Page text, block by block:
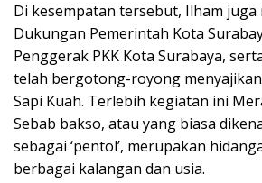
Di kesempatan tersebut, Ilham juga
Dukungan Pemerintah Kota
Penggerak PKK Kota Surabaya,
telah bergotong-royong
Sapi Kuah. Terlebih kegiatan ini
Sebab bakso, atau yang biasa
sebagai ‘pentol’, merupakan
berbagai kalangan dan usia.